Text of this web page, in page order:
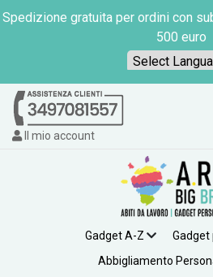
Spedizione gratuita per ordini con
500 euro
Il mio account
Gadget A-Z
Gadget
Abbigliamento